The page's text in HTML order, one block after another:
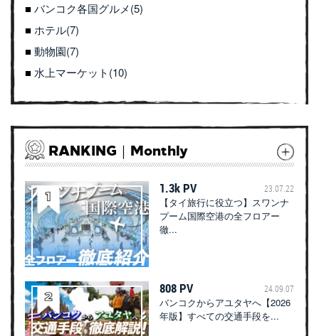
バンコク各国グルメ(5)
ホテル(7)
動物園(7)
水上マーケット(10)
RANKING｜Monthly
1.3k PV 23.07.22
【タイ旅行に役立つ】スワンナ
プーム国際空港の全フロアー
徹...
808 PV 24.09.07
バンコクからアユタヤへ【2026
年版】すべての交通手段を...